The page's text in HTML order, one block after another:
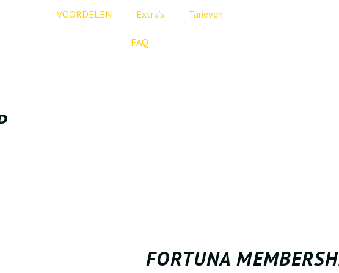
VOORDELEN Extra’s Tarieven
FAQ
FORTUNA